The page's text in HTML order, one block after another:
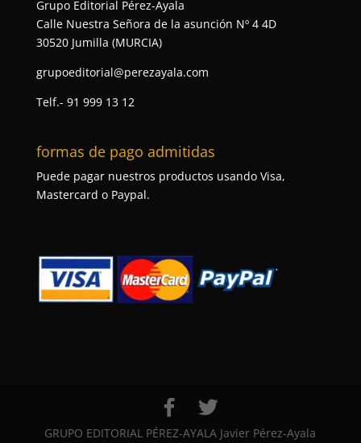
Grupo Editorial Pérez-Ayala
Calle Nuestra Señora de la asunción Nº 4 4D
30520 Jumilla (MURCIA)
grupoeditorial@perezayala.com
Telf.- 91 999 13 12
formas de pago admitidas
Puede pagar nuestros productos usando Visa,
Mastercard o Paypal.
GRUPO EDITORIAL PÉREZ-AYALA Javier Pérez-Ayala